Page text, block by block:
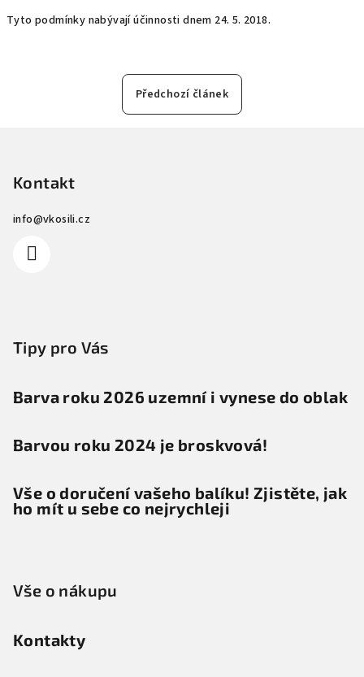
Tyto podmínky nabývají účinnosti dnem 24. 5. 2018.
Předchozí článek
Kontakt
info@vkosili.cz
Tipy pro Vás
Barva roku 2026 uzemní i vynese do oblak
Barvou roku 2024 je broskvová!
Vše o doručení vašeho balíku! Zjistěte, jak
ho mít u sebe co nejrychleji
Vše o nákupu
Kontakty